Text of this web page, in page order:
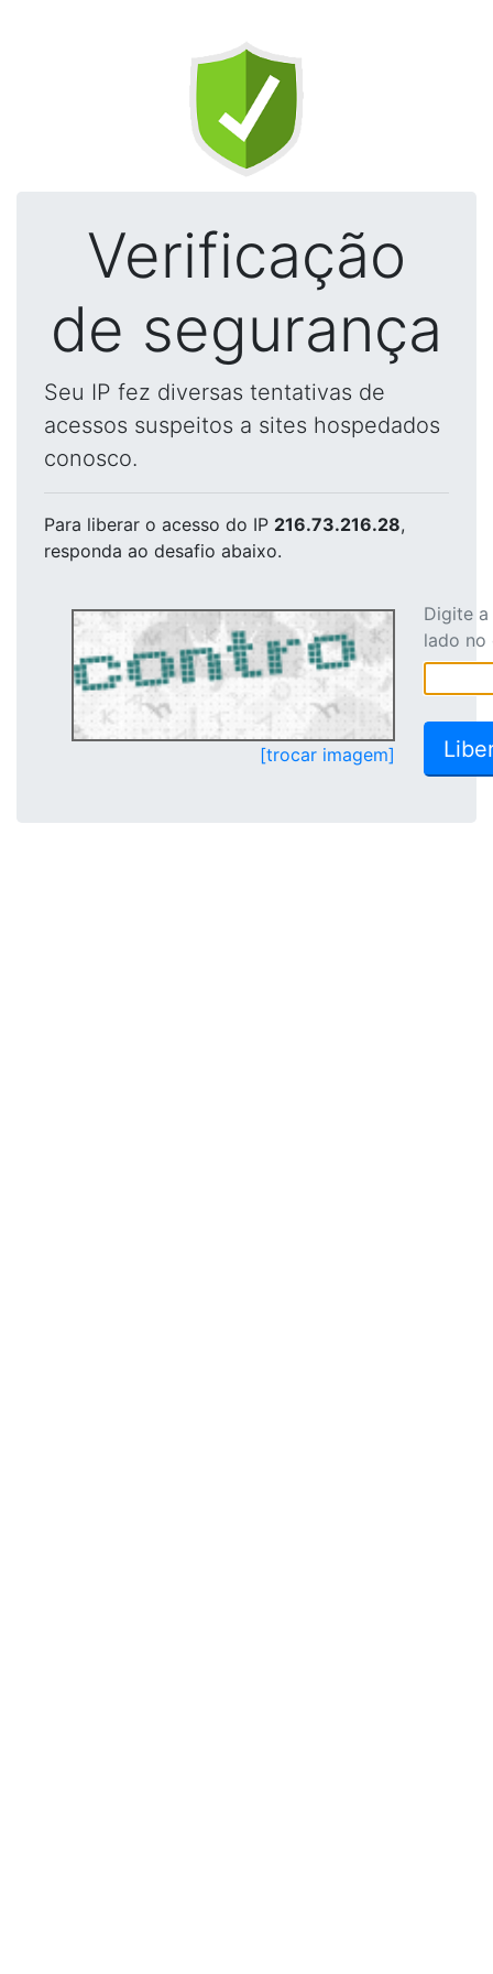
Verificação
de segurança
Seu IP fez diversas tentativas de
acessos suspeitos a sites hospedados
conosco.
Para liberar o acesso do IP 216.73.216.28,
responda ao desafio abaixo.
[trocar imagem]
Digite
lado no